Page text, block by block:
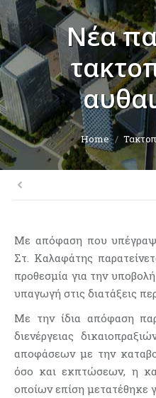
Νέα
You are here:
Home
Με απόφαση που
Στ. Καλαφάτης
προθεσμία για την
υπαγωγή στις διατάξεις
Με την ίδια απόφαση
διενέργειας
αποφάσεων με την
όσο και εκπτώσεων, η
οποίων επίση μετατέθηκε